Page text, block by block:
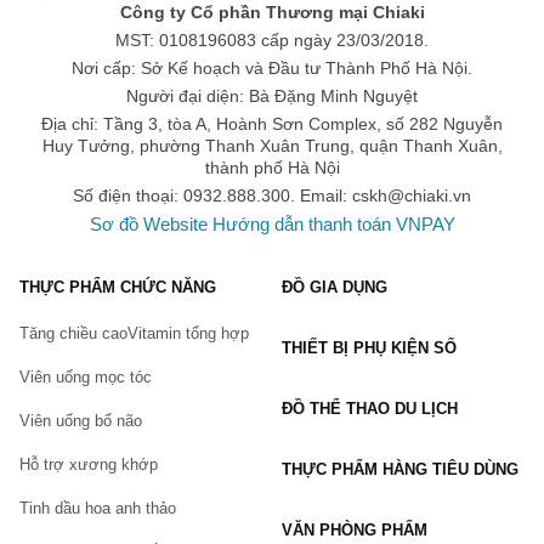
1. Kem trị mụn Klenzit MS
Klenzit MS là sản phẩm kem trị mụn được bào chế dưới dạng gel
thấm tốt vào da hơn, tác động trực tiếp và nhanh hơn vào những
chỗ nổi mụn để làm bất hoạt vi khuẩn gây mụn đồng thời hỗ trợ
làm giảm tình trạng đỏ, sưng, viêm. Thích hợp với người trên 12
tuổi có các vấn đề về mụn như: mụn trứng cá, mụn đầu đen, mụn
2. Kem trị mụn Klenzit C
quá trình gây viêm. Bôi Klenzit C ngoài da giúp bình thường hóa
thành các mụn nhỏ. Thích hợp với người trên 12 tuổi có các vấn
đề về mụn trứng cá từ nhẹ đến vừa. Mụn trứng cá có nhiều nhân,
mụn sẩn trên da gây sần sùi mặt.; mụn bọc, mụn mủ, mụn viêm,
mụn sưng to, gây tấy đỏ; mụn ở trên da mặt, ngực, lưng và cánh
tay.
3. Kem trị mụn Megaduo Gel
Kem trị mụn Megaduo Gel hỗ trợ làm khô cồi mụn, ngăn ngừa
các loại mụn viêm, mụn trứng cá và các đốm hắc tố hình thành
sau quá trình cải thiện mụn. Sản phẩm không gây các biểu hiện
Công ty Cổ phần Thương mại Chiaki
MST: 0108196083 cấp ngày 23/03/2018.
Nơi cấp: Sở Kế hoạch và Đầu tư Thành Phố Hà Nội.
Người đại diện: Bà Đặng Minh Nguyệt
Địa chỉ: Tầng 3, tòa A, Hoành Sơn Complex, số 282 Nguyễn
Huy Tưởng, phường Thanh Xuân Trung, quận Thanh Xuân,
thành phố Hà Nội
Số điện thoại: 0932.888.300. Email: cskh@chiaki.vn
Sơ đồ Website Hướng dẫn thanh toán VNPAY
THỰC PHẨM CHỨC NĂNG
Tăng chiều caoVitamin tổng hợp
Viên uống mọc tóc
Viên uống bổ não
Hỗ trợ xương khớp
Tinh dầu hoa anh thảo
ĐỒ GIA DỤNG
THIẾT BỊ PHỤ KIỆN SỐ
ĐỒ THỂ THAO DU LỊCH
THỰC PHẨM HÀNG TIÊU DÙNG
VĂN PHÒNG PHẨM